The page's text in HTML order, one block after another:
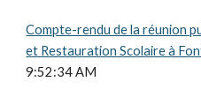
Compte-rendu de la réunion
et Restauration Scolaire à
9:52:34 AM